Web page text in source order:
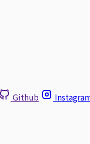
Github